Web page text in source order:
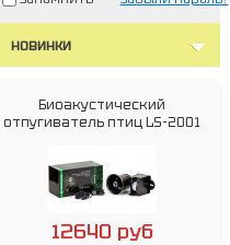
НОВИНКИ
Биоакустический
отпугиватель птиц LS-2001
12640 руб